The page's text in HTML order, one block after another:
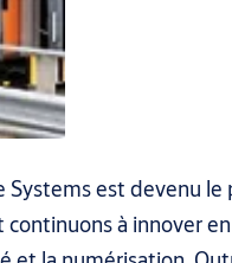
Systems est devenu
à innover